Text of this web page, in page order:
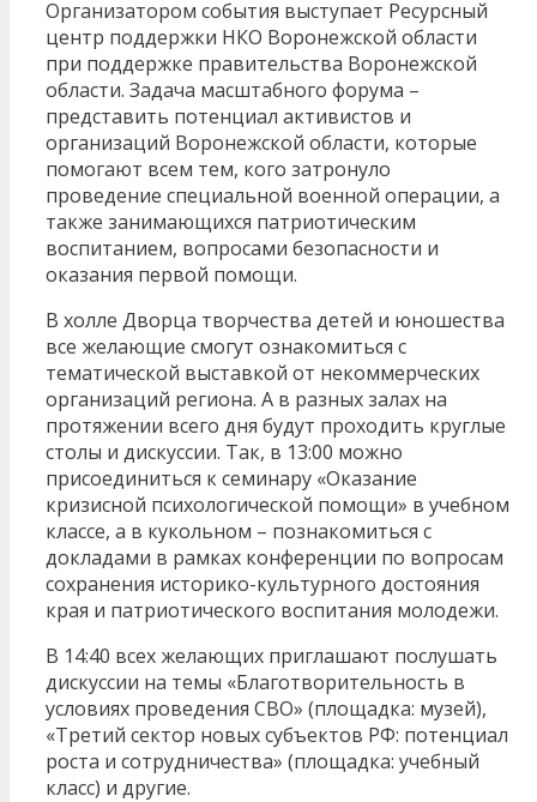
Организатором события выступает Ресурсный
центр поддержки НКО Воронежской области
при поддержке правительства Воронежской
области. Задача масштабного форума –
представить потенциал активистов и
организаций Воронежской области, которые
помогают всем тем, кого затронуло
проведение специальной военной операции, а
также занимающихся патриотическим
воспитанием, вопросами безопасности и
оказания первой помощи.
В холле Дворца творчества детей и юношества
все желающие смогут ознакомиться с
тематической выставкой от некоммерческих
организаций региона. А в разных залах на
протяжении всего дня будут проходить круглые
столы и дискуссии. Так, в 13:00 можно
присоединиться к семинару «Оказание
кризисной психологической помощи» в учебном
классе, а в кукольном – познакомиться с
докладами в рамках конференции по вопросам
сохранения историко-культурного достояния
края и патриотического воспитания молодежи.
В 14:40 всех желающих приглашают послушать
дискуссии на темы «Благотворительность в
условиях проведения СВО» (площадка: музей),
«Третий сектор новых субъектов РФ: потенциал
роста и сотрудничества» (площадка: учебный
класс) и другие.